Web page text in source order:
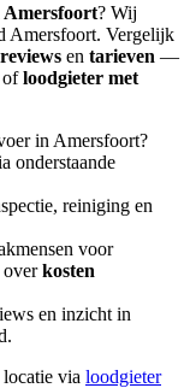
Amersfoort? Wij
Amersfoort. Vergelijk
reviews en tarieven —
ofloodgieter met
in Amersfoort?
onderstaande
reiniging en
voor
overkosten
en inzicht in
via loodgieter